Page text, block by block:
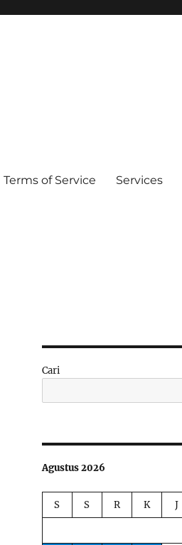
Terms of Service Services
Cari
Agustus 2026
S S R K J